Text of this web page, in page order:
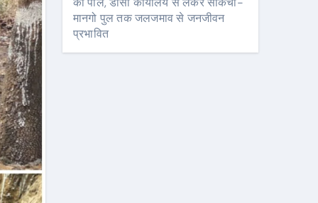
मानगो पुल तक जलजमाव से जनजीवन
प्रभावित